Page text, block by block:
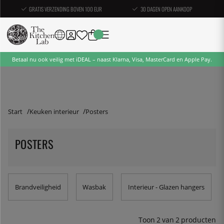
GRATIS VERZENDING BOVEN 100 EUR 30 DAGEN OPEN AANKOOP
Betaal nu ook veilig met iDEAL – naast Klarna, Visa, MasterCard en Apple Pay.
Start Keuken interieur Posters
POSTERS
Brandveiligheid Wasbak Interieur - Glazen hangers
Toon 2van 2 producten